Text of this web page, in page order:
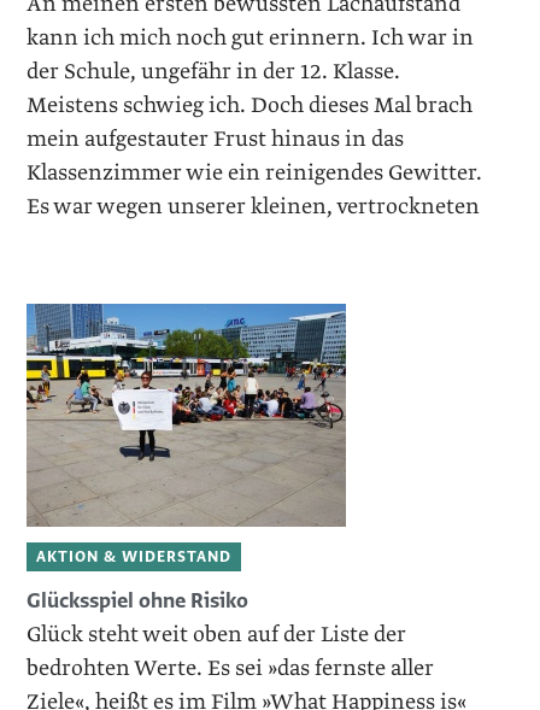
kann ich mich noch gut erinnern. Ich war in
der Schule, ungefähr in der 12. Klasse.
Meistens schwieg ich. Doch dieses Mal brach
mein aufgestauter Frust hinaus in das
Klassenzimmer wie ein reinigendes Gewitter.
Es war wegen unserer kleinen, vertrockneten
AKTION & WIDERSTAND
Glücksspiel ohne Risiko
Glück steht weit oben auf der Liste der
bedrohten Werte. Es sei »das fernste aller
Ziele«, heißt es im Film »What Happiness is«